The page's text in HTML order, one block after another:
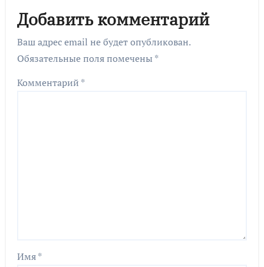
Добавить комментарий
Ваш адрес email не будет опубликован.
Обязательные поля помечены *
Комментарий *
Имя*